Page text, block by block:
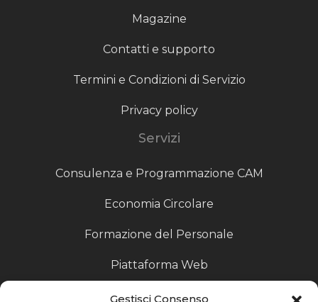
Gestisci Consenso
Magazine
Contatti e supporto
Termini e Condizioni di Servizio
Privacy policy
Servizi
Consulenza e Programmazione CAM
Economia Circolare
Formazione del Personale
Piattaforma Web
Scouting fornitori